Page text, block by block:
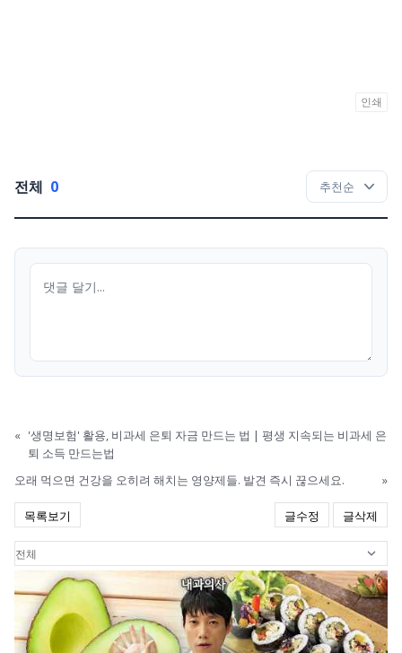
인쇄
전체 0
« '생명보험' 활용, 비과세 은퇴 자금 만드는 법 | 평생 지속되는 비과세 은
퇴 소득 만드는법
오래 먹으면 건강을 오히려 해치는 영양제들. 발견 즉시 끊으세요.
»
목록보기 글수정 글삭제
0